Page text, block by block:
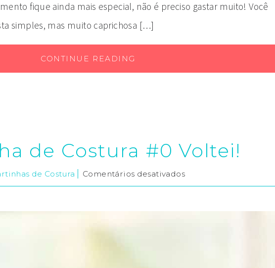
fique ainda mais especial, não é preciso gastar muito! Você
simples, mas muito caprichosa […]
CONTINUE READING
de Costura #0 Voltei!
de Costura Comentários desativados